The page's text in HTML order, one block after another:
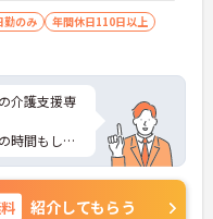
尚可
勤のみ
年間休日110日以上
介護支援専
時間もしっ
お問い合わ
す！紹介してもらう